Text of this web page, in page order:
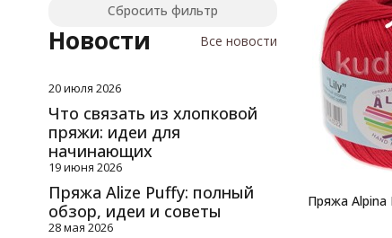
Пряжа Alpina
Сбросить фильтр
Новости Все новости
20 июля 2026
Что связать из хлопковой
пряжи: идеи для
начинающих
19 июня 2026
Пряжа Alize Puffy: полный
обзор, идеи и советы
28 мая 2026